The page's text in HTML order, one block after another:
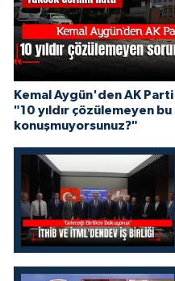
Kemal Aygün'den AK
"10 yıldır çözülemeyen
konuşmuyorsunuz?"